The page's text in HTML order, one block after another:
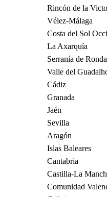
Rincón de la
Vélez-Málaga
Costa del Sol
La Axarquía
Serranía de Ronda
Valle del
Cádiz
Granada
Jaén
Sevilla
Aragón
Islas Baleares
Cantabria
Castilla-La
Comunidad